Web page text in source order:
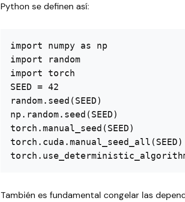
Python se definen así:
import numpy as np
import random
import torch
SEED = 42
random.seed(SEED)
np.random.seed(SEED)
torch.manual_seed(SEED)
torch.cuda.manual_seed_all(SEED)
También es fundamental congelar las